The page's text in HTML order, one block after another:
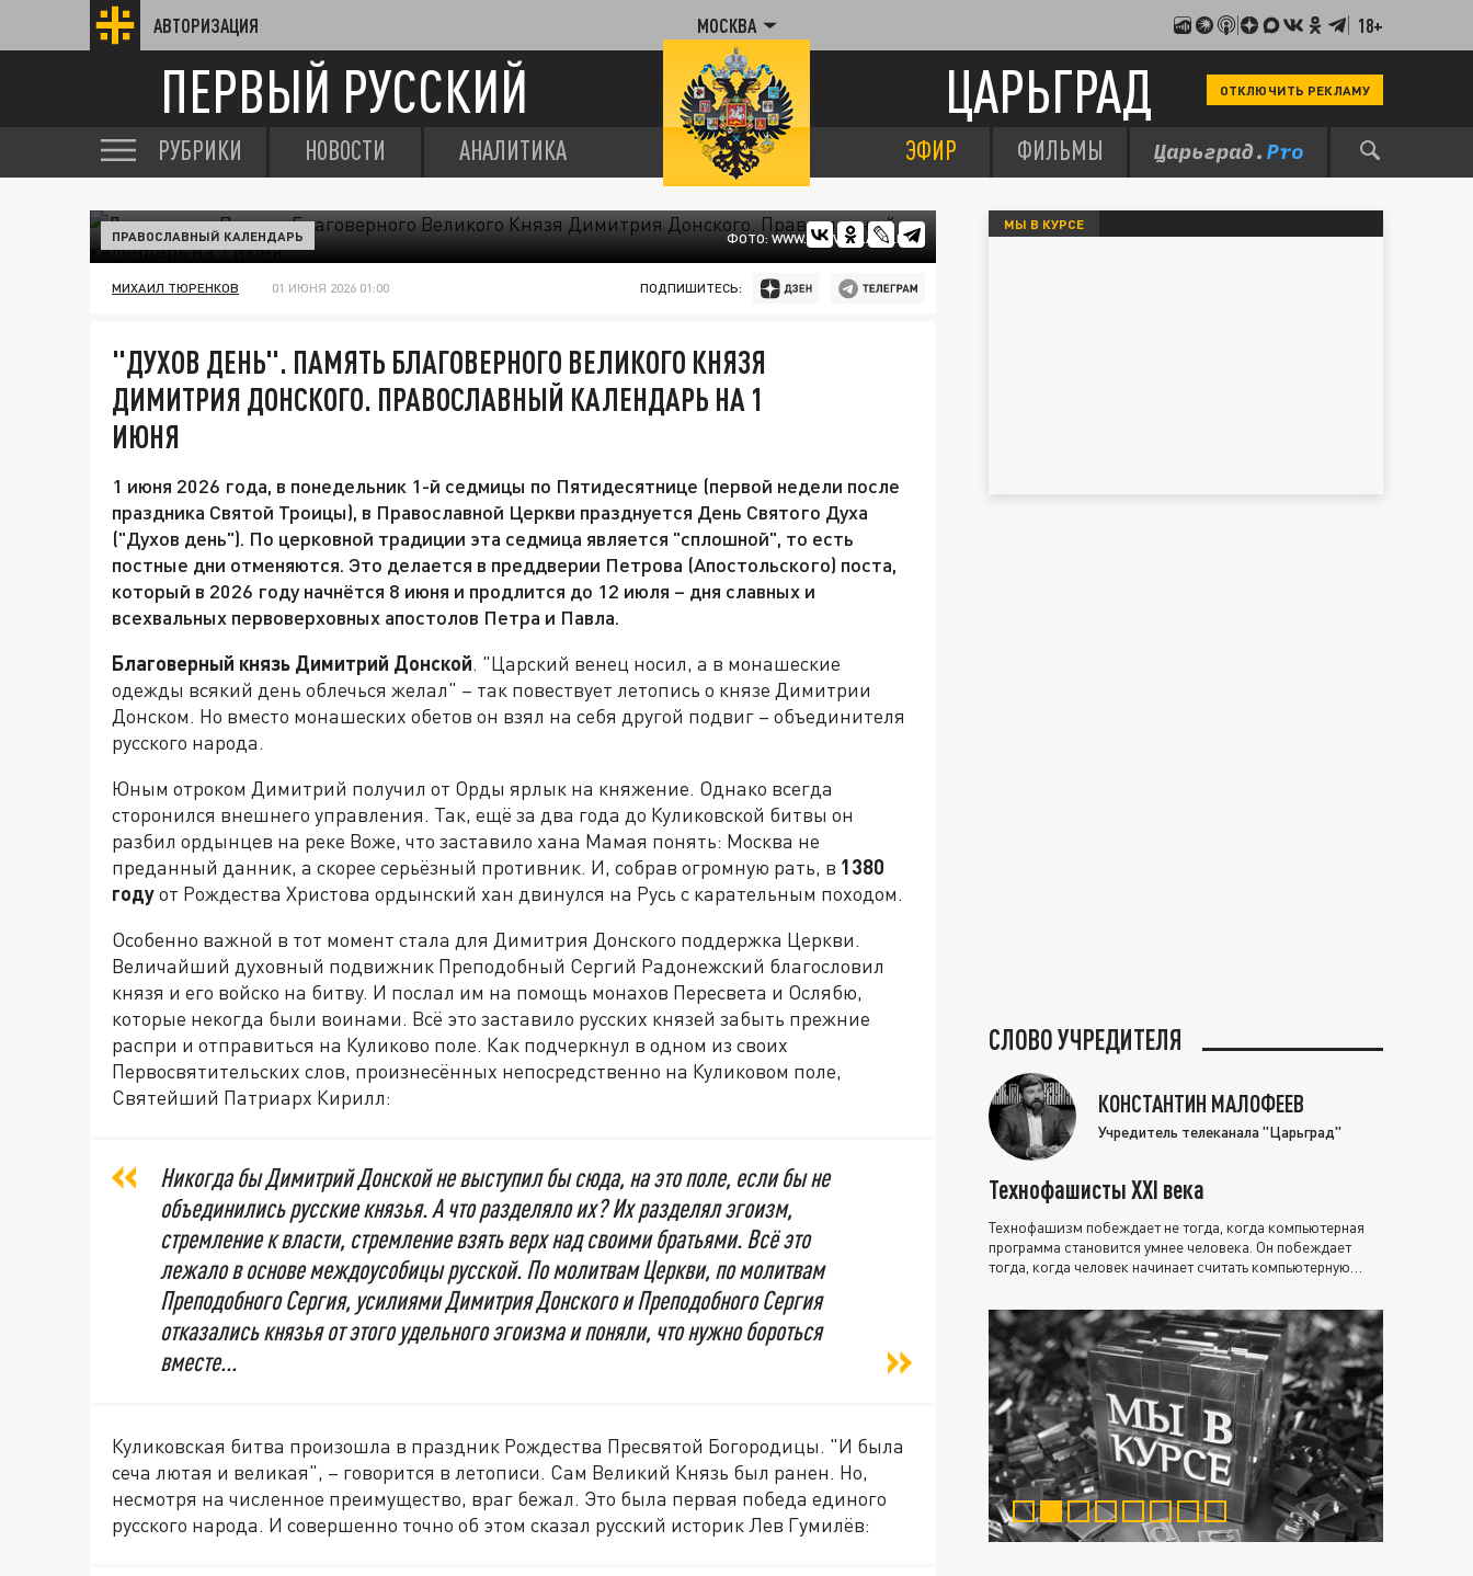
АВТОРИЗАЦИЯ МОСКВА 18+
ПЕРВЫЙ РУССКИЙ ЦАРЬГРАД ОТКЛЮЧИТЬ РЕКЛАМУ
РУБРИКИ НОВОСТИ АНАЛИТИКА ЭФИР ФИЛЬМЫ
ФОТО: WWW.PRAVOSLAVIE.RU
ПРАВОСЛАВНЫЙ КАЛЕНДАРЬ
МИХАИЛ ТЮРЕНКОВ 01 ИЮНЯ 2026 01:00 ПОДПИШИТЕСЬ:
"ДУХОВ ДЕНЬ". ПАМЯТЬ БЛАГОВЕРНОГО ВЕЛИКОГО КНЯЗЯ
ДИМИТРИЯ ДОНСКОГО. ПРАВОСЛАВНЫЙ КАЛЕНДАРЬ НА 1
ИЮНЯ
1 июня 2026 года, в понедельник 1-й седмицы по Пятидесятнице (первой недели после
праздника Святой Троицы), в Православной Церкви празднуется День Святого Духа
("Духов день"). По церковной традиции эта седмица является "сплошной", то есть
постные дни отменяются. Это делается в преддверии Петрова (Апостольского) поста,
который в 2026 году начнётся 8 июня и продлится до 12 июля – дня славных и
всехвальных первоверховных апостолов Петра и Павла.
Благоверный князь Димитрий Донской. "Царский венец носил, а в монашеские
одежды всякий день облечься желал" – так повествует летопись о князе Димитрии
Донском. Но вместо монашеских обетов он взял на себя другой подвиг – объединителя
русского народа.
Юным отроком Димитрий получил от Орды ярлык на княжение. Однако всегда
сторонился внешнего управления. Так, ещё за два года до Куликовской битвы он
разбил ордынцев на реке Воже, что заставило хана Мамая понять: Москва не
преданный данник, а скорее серьёзный противник. И, собрав огромную рать, в 1380
годуот Рождества Христова ордынский хан двинулся на Русь с карательным походом.
Особенно важной в тот момент стала для Димитрия Донского поддержка Церкви.
Величайший духовный подвижник Преподобный Сергий Радонежский благословил
князя и его войско на битву. И послал им на помощь монахов Пересвета и Ослябю,
которые некогда были воинами. Всё это заставило русских князей забыть прежние
распри и отправиться на Куликово поле. Как подчеркнул в одном из своих
Первосвятительских слов, произнесённых непосредственно на Куликовом поле,
Святейший Патриарх Кирилл:
Никогда бы Димитрий Донской не выступил бы сюда, на это поле, если бы не
объединились русские князья. А что разделяло их? Их разделял эгоизм,
стремление к власти, стремление взять верх над своими братьями. Всё это
лежало в основе междоусобицы русской. По молитвам Церкви, по молитвам
Преподобного Сергия, усилиями Димитрия Донского и Преподобного Сергия
отказались князья от этого удельного эгоизма и поняли, что нужно бороться
вместе...
Куликовская битва произошла в праздник Рождества Пресвятой Богородицы. "И была
сеча лютая и великая", – говорится в летописи. Сам Великий Князь был ранен. Но,
несмотря на численное преимущество, враг бежал. Это была первая победа единого
русского народа. И совершенно точно об этом сказал русский историк Лев Гумилёв:
МЫ В КУРСЕ
СЛОВО УЧРЕДИТЕЛЯ
КОНСТАНТИН МАЛОФЕЕВ
Учредитель телеканала "Царьград"
Технофашисты XXI века
Технофашизм побеждает не тогда, когда компьютерная
программа становится умнее человека. Он побеждает
тогда, когда человек начинает считать компьютерную